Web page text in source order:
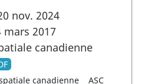
nov. 2024
mars 2017
canadienne
canadienne
ASC